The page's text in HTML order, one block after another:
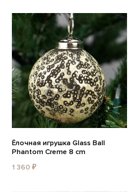
Ёлочная игрушка Glass Ball
Phantom Creme 8 cm
1 360 ₽